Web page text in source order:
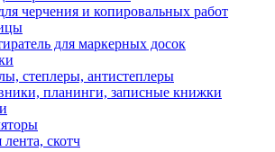
черчения и копировальных работ
для маркерных досок
степлеры, антистеплеры
планинги, записные книжки
скотч